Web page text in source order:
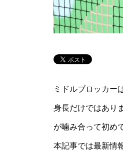
ミドルブロッカー
身長だけではあり
が噛み合って初め
本記事では最新情